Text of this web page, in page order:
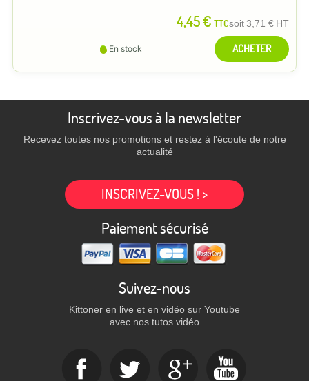
4,45 € TTCsoit3,71 € HT
En stock ACHETER
Inscrivez-vous à la newsletter
Recevez toutes nos promotions et restez à l'écoute de notre
actualité
INSCRIVEZ-VOUS ! >
Paiement sécurisé
Suivez-nous
Kittoner en live et en vidéo sur Youtube
avec nos tutos vidéo